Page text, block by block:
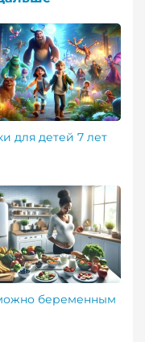
для детей 7 лет
беременным